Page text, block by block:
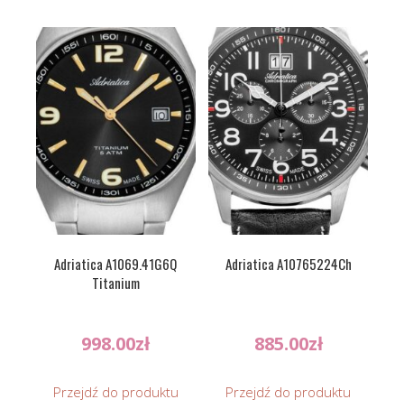
Adriatica A1069.41G6Q
Titanium
998.00zł
Przejdź do produktu
Adriatica A10765224Ch
885.00zł
Przejdź do produktu